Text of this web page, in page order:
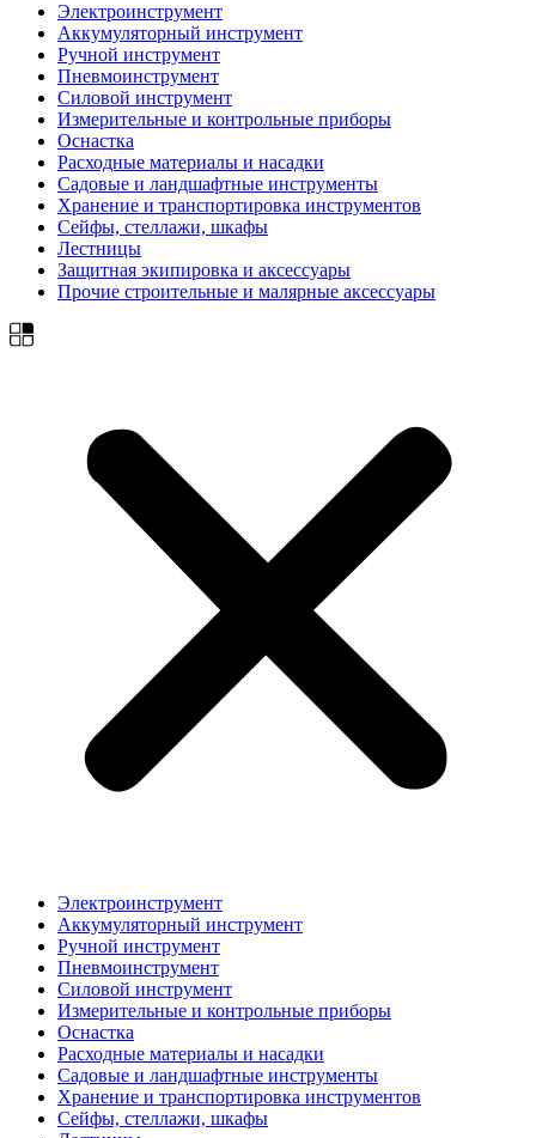
Электроинструмент
Аккумуляторный инструмент
Ручной инструмент
Пневмоинструмент
Силовой инструмент
Измерительные и контрольные приборы
Оснастка
Расходные материалы и насадки
Садовые и ландшафтные инструменты
Хранение и транспортировка инструментов
Сейфы, стеллажи, шкафы
Лестницы
Защитная экипировка и аксессуары
Прочие строительные и малярные аксессуары
Электроинструмент
Аккумуляторный инструмент
Ручной инструмент
Пневмоинструмент
Силовой инструмент
Измерительные и контрольные приборы
Оснастка
Расходные материалы и насадки
Садовые и ландшафтные инструменты
Хранение и транспортировка инструментов
Сейфы, стеллажи, шкафы